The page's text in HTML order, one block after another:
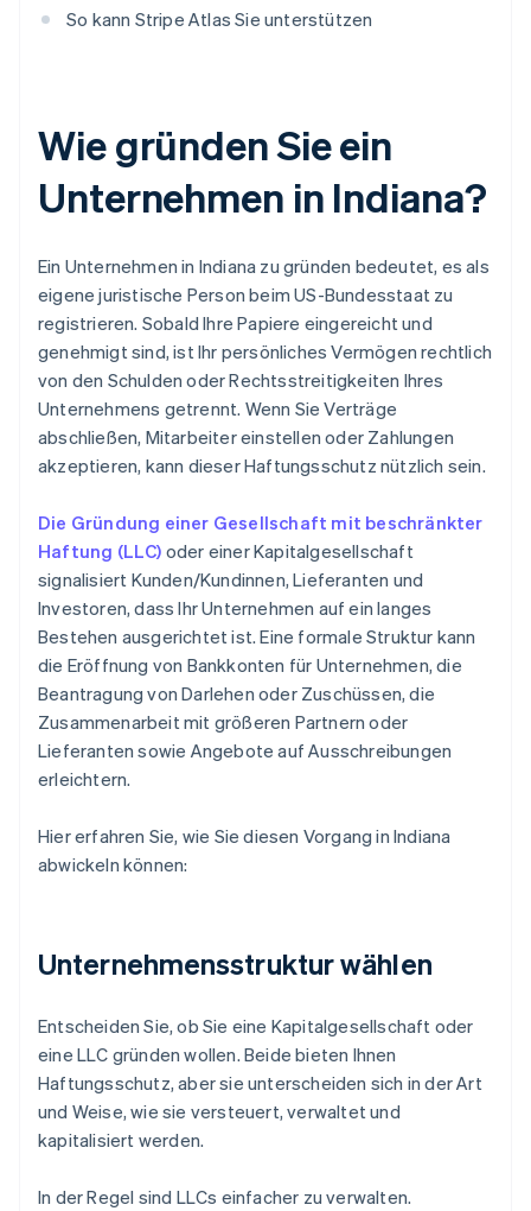
So kann Stripe Atlas Sie unterstützen
Wie gründen Sie ein
Unternehmen in Indiana?
Ein Unternehmen in Indiana zu gründen bedeutet, es als
eigene juristische Person beim US-Bundesstaat zu
registrieren. Sobald Ihre Papiere eingereicht und
genehmigt sind, ist Ihr persönliches Vermögen rechtlich
von den Schulden oder Rechtsstreitigkeiten Ihres
Unternehmens getrennt. Wenn Sie Verträge
abschließen, Mitarbeiter einstellen oder Zahlungen
akzeptieren, kann dieser Haftungsschutz nützlich sein.
Die Gründung einer Gesellschaft mit beschränkter
Haftung (LLC) oder einer Kapitalgesellschaft
signalisiert Kunden/Kundinnen, Lieferanten und
Investoren, dass Ihr Unternehmen auf ein langes
Bestehen ausgerichtet ist. Eine formale Struktur kann
die Eröffnung von Bankkonten für Unternehmen, die
Beantragung von Darlehen oder Zuschüssen, die
Zusammenarbeit mit größeren Partnern oder
Lieferanten sowie Angebote auf Ausschreibungen
erleichtern.
Hier erfahren Sie, wie Sie diesen Vorgang in Indiana
abwickeln können:
Unternehmensstruktur wählen
Entscheiden Sie, ob Sie eine Kapitalgesellschaft oder
eine LLC gründen wollen. Beide bieten Ihnen
Haftungsschutz, aber sie unterscheiden sich in der Art
und Weise, wie sie versteuert, verwaltet und
kapitalisiert werden.
In der Regel sind LLCs einfacher zu verwalten.